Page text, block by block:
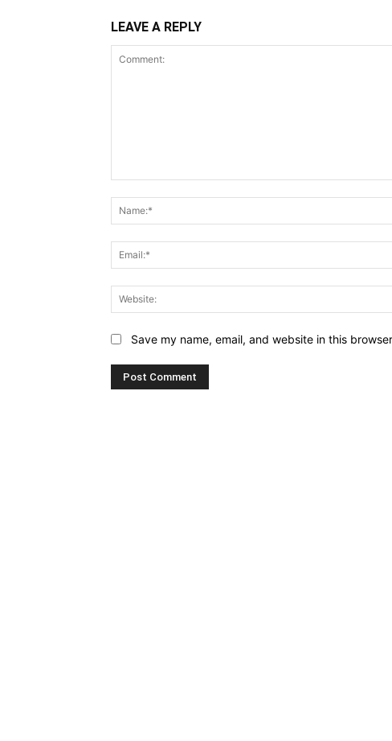
LEAVE A REPLY
Save my name, email, and website in this